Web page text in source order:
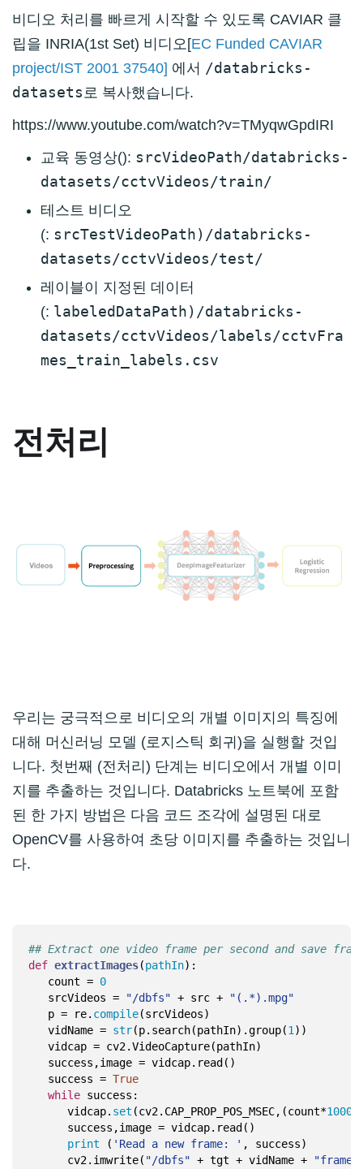
비디오 처리를 빠르게 시작할 수 있도록 CAVIAR 클
립을 INRIA(1st Set) 비디오[EC Funded CAVIAR
project/IST 2001 37540] 에서 /databricks-
datasets 로 복사했습니다.
https://www.youtube.com/watch?v=TMyqwGpdIRI
교육 동영상(): srcVideoPath/databricks-
datasets/cctvVideos/train/
테스트 비디오
(: srcTestVideoPath) /databricks-
datasets/cctvVideos/test/
레이블이 지정된 데이터
(: labeledDataPath) /databricks-
datasets/cctvVideos/labels/cctvFra
mes_train_labels.csv
전처리
우리는 궁극적으로 비디오의 개별 이미지의 특징에
대해 머신러닝 모델 (로지스틱 회귀)을 실행할 것입
니다. 첫번째 (전처리) 단계는 비디오에서 개별 이미
지를 추출하는 것입니다. Databricks 노트북에 포함
된 한 가지 방법은 다음 코드 조각에 설명된 대로
OpenCV를 사용하여 초당 이미지를 추출하는 것입니
다.
## Extract one video frame per second and save
def extractImages(pathIn):
   count =
0
   srcVideos =
"/dbfs" + src +
"(.*).mpg"
   p = re.
compile
   vidName =
str(p.search(pathIn).group(1
   vidcap = cv2.VideoCapture(pathIn)
   success =
True
while
      vidcap.
set (cv2.CAP_PROP_POS_MSEC,(count*1000
print ( 'Read a new frame: '
      cv2.imwrite(
"/dbfs" + tgt + vidName +